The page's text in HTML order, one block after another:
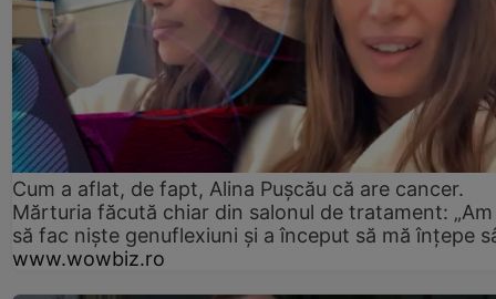
Cum a aflat, de fapt, Alina Pușcău că are cancer.
Mărturia făcută chiar din salonul de tratament:
să fac niște genuflexiuni și a început să mă înțepe
www.wowbiz.ro